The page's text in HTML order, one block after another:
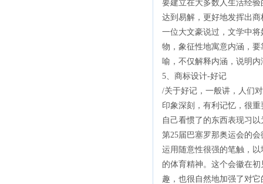
要建立在大多数人生活经
达到易解，更好地发挥出
一位大文豪说过，文学中
物，象征性地寓意内涵，
喻，不仅解释内涵，说明
5、商标设计-好记
/关于好记，一般讲，人们
印象深刻，有利记忆，很
自己看惯了的东西表现习
第25届巴塞罗那奥运会的
运用随意性很强的笔触，
的体育精神。这个会徽在
趣，也很自然地加强了对它